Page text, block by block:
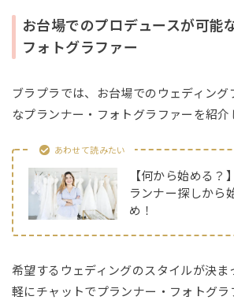
お台場でのプロデュースが可能
フォトグラファー
ブラプラでは、お台場でのウェディング
なプランナー・フォトグラファーを紹介
あわせて読みたい
【何から始める？
ランナー探しから
め！
希望するウェディングのスタイルが決ま
軽にチャットでプランナー・フォトグ